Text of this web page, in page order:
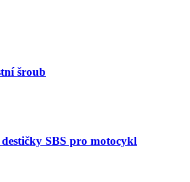
šroub
SBS pro motocykl